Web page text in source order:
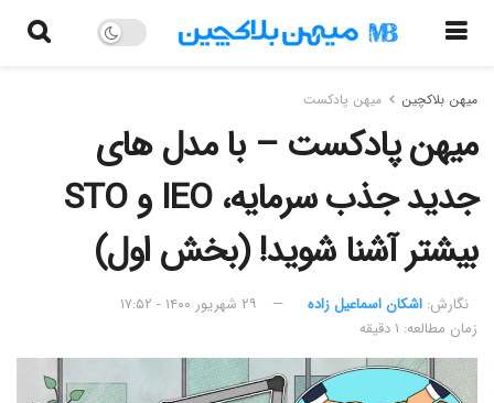
میهن بلاکچین میهن پادکست
میهن پادکست – با مدل های
جدید جذب سرمایه، IEO و STO
بیشتر آشنا شوید! (بخش اول)
نگارش:‌ اشکان اسماعیل زاده
۲۹ شهریور ۱۴۰۰ - ۱۷:۵۲
زمان مطالعه: ۱ دقیقه